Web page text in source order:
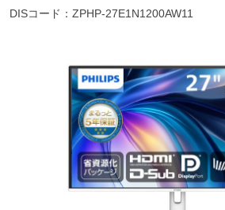
DISコード：ZPHP-27E1N1200AW11